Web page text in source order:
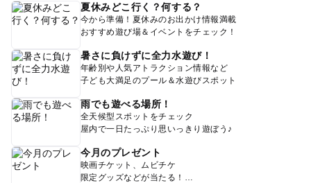
夏休みどこ行く？何する？
今から準備！夏休みのお出かけ情報満載
おすすめ遊び場＆イベントをチェック！
暑さに負けずに全力水遊び！
年齢別や人気アトラクション情報など
子ども大満足のプール＆水遊びスポット
雨でも遊べる場所！
全天候型スポットをチェック
屋内で一日たっぷり思いっきり遊ぼう♪
今月のプレゼント
映画チケット、ムビチケ
限定グッズなどが当たる！